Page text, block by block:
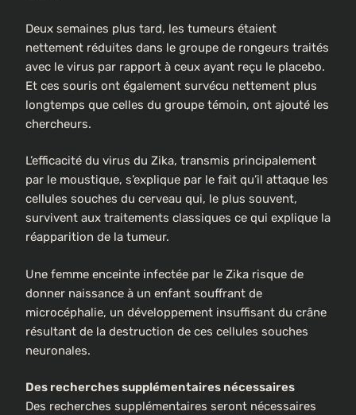
Deux semaines plus tard, les tumeurs étaient
nettement réduites dans le groupe de rongeurs traités
avec le virus par rapport à ceux ayant reçu le placebo.
Et ces souris ont également survécu nettement plus
longtemps que celles du groupe témoin, ont ajouté les
chercheurs.
L’efficacité du virus du Zika, transmis principalement
par le moustique, s’explique par le fait qu’il attaque les
cellules souches du cerveau qui, le plus souvent,
survivent aux traitements classiques ce qui explique la
réapparition de la tumeur.
Une femme enceinte infectée par le Zika risque de
donner naissance à un enfant souffrant de
microcéphalie, un développement insuffisant du crâne
résultant de la destruction de ces cellules souches
neuronales.
Des recherches supplémentaires nécessaires
Des recherches supplémentaires seront nécessaires